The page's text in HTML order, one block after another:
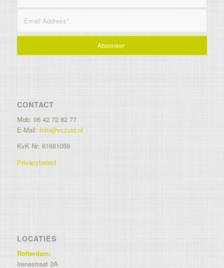
CONTACT
Mob: 06 42 72 82 77
E-Mail: Info@vczuid.nl
KvK Nr: 61681059
Privacybeleid
LOCATIES
Rotterdam:
Irenestraat 2A